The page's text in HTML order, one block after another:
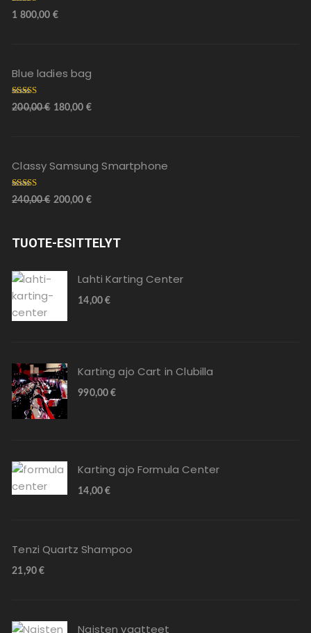
Arvostelu
tuotteesta:
1 800,00 €
Blue ladies bag
Arvostelu
tuotteesta:
200,00€ 180,00 €
Classy Samsung Smartphone
Arvostelu
tuotteesta
240,00€ 200,00 €
TUOTE-ESITTELYT
Lahti Karting Center
14,00€
Karting ajo Cart in Clubilla
990,00€
Karting ajo Formula Center
14,00€
Tenzi Quartz Shampoo
21,90€
Naisten vaatteet